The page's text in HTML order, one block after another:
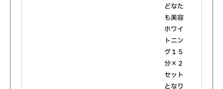
どなた
も美容
ホワイ
トニン
グ１５
分×２
セット
となり